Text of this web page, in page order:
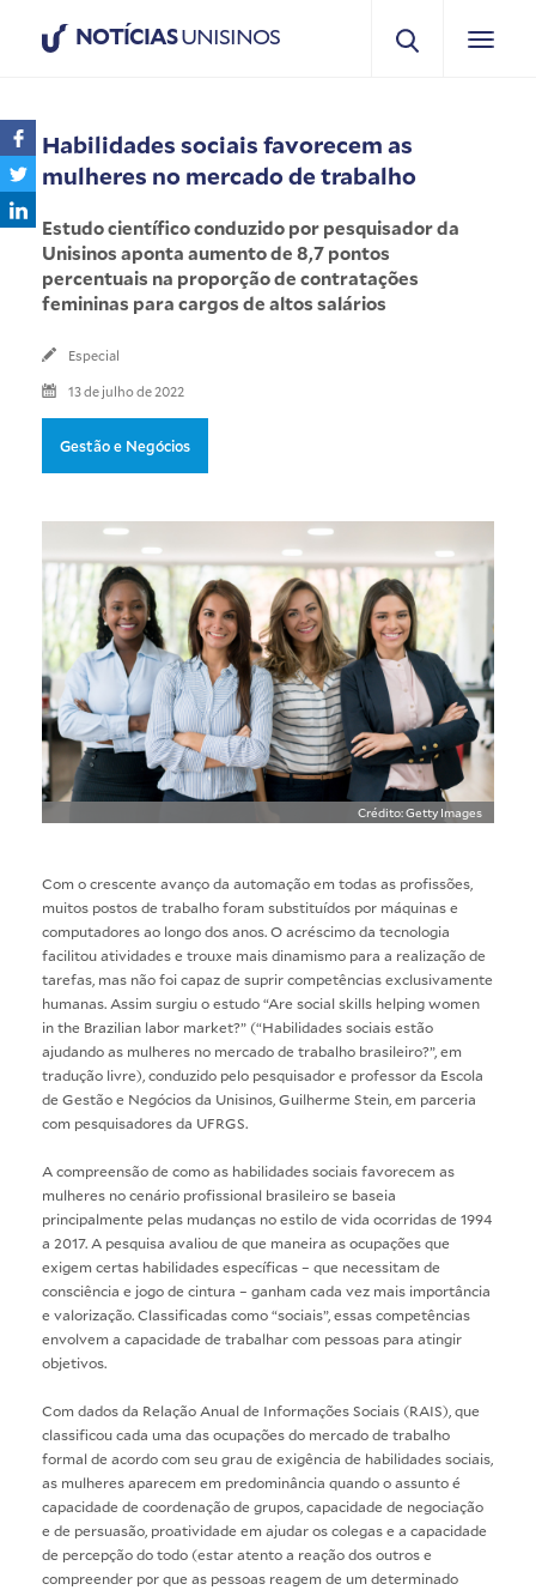
NOTÍCIASUNISINOS
Habilidades sociais favorecem as
mulheres no mercado de trabalho
Estudo científico conduzido por pesquisador da
Unisinos aponta aumento de 8,7 pontos
percentuais na proporção de contratações
femininas para cargos de altos salários
Especial
13 de julho de 2022
Gestão e Negócios
Crédito: Getty Images
Com o crescente avanço da automação em todas as profissões,
muitos postos de trabalho foram substituídos por máquinas e
computadores ao longo dos anos. O acréscimo da tecnologia
facilitou atividades e trouxe mais dinamismo para a realização de
tarefas, mas não foi capaz de suprir competências exclusivamente
humanas. Assim surgiu o estudo “Are social skills helping women
in the Brazilian labor market?” (“Habilidades sociais estão
ajudando as mulheres no mercado de trabalho brasileiro?”, em
tradução livre), conduzido pelo pesquisador e professor da Escola
de Gestão e Negócios da Unisinos, Guilherme Stein, em parceria
com pesquisadores da UFRGS.
A compreensão de como as habilidades sociais favorecem as
mulheres no cenário profissional brasileiro se baseia
principalmente pelas mudanças no estilo de vida ocorridas de 1994
a 2017. A pesquisa avaliou de que maneira as ocupações que
exigem certas habilidades específicas – que necessitam de
consciência e jogo de cintura – ganham cada vez mais importância
e valorização. Classificadas como “sociais”, essas competências
envolvem a capacidade de trabalhar com pessoas para atingir
objetivos.
Com dados da Relação Anual de Informações Sociais (RAIS), que
classificou cada uma das ocupações do mercado de trabalho
formal de acordo com seu grau de exigência de habilidades sociais,
as mulheres aparecem em predominância quando o assunto é
capacidade de coordenação de grupos, capacidade de negociação
e de persuasão, proatividade em ajudar os colegas e a capacidade
de percepção do todo (estar atento a reação dos outros e
compreender por que as pessoas reagem de um determinado